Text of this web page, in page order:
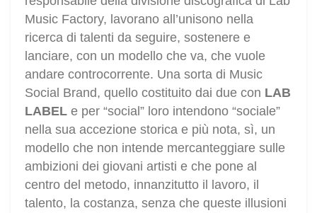
Music Factory, lavorano all’unisono nella
ricerca di talenti da seguire, sostenere e
lanciare, con un modello che va, che vuole
andare controcorrente. Una sorta di Music
Social Brand, quello costituito dai due con LAB
LABEL e per “social” loro intendono “sociale”
nella sua accezione storica e più nota, sì, un
modello che non intende mercanteggiare sulle
ambizioni dei giovani artisti e che pone al
centro del metodo, innanzitutto il lavoro, il
talento, la costanza, senza che queste illusioni